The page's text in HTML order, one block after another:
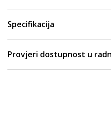
Specifikacija
Provjeri dostupnost u